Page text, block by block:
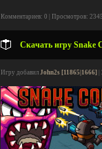
Комментариев: 0 | Просмотров:
Скачать игру Snake
Игру добавил John2s [11865|1666]